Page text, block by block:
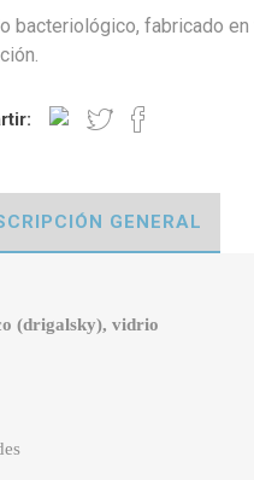
bacteriológico, fabricado
GENERAL
(drigalsky), vidrio